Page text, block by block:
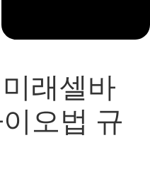
래셀바
오법 규